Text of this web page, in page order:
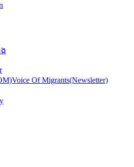
Voice Of Migrants(Newsletter)